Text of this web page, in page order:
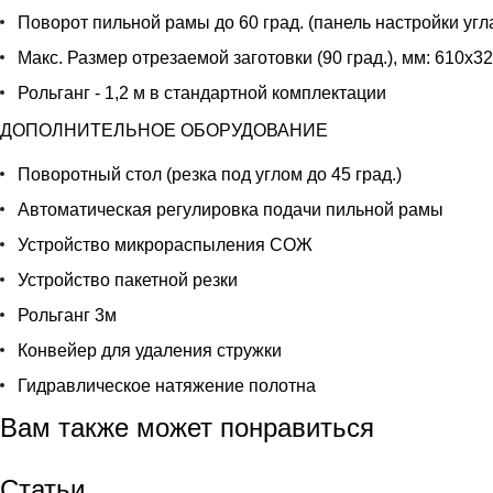
Поворот пильной рамы до 60 град. (панель настройки
Макс. Размер отрезаемой заготовки (90 град.), мм:
Рольганг - 1,2 м в стандартной комплектации
ДОПОЛНИТЕЛЬНОЕ ОБОРУДОВАНИЕ
Поворотный стол (резка под углом до 45 град.)
Автоматическая регулировка подачи пильной рамы
Устройство микрораспыления СОЖ
Устройство пакетной резки
Рольганг 3м
Конвейер для удаления стружки
Гидравлическое натяжение полотна
Вам также может понравиться